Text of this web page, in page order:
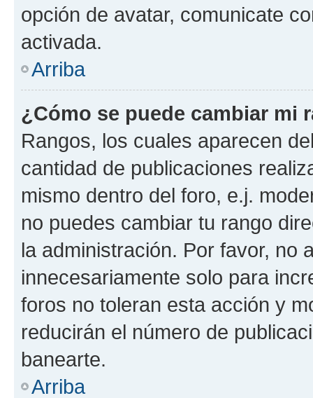
opción de avatar, comunicate
activada.
Arriba
¿Cómo se puede cambiar mi
Rangos, los cuales aparecen
cantidad de publicaciones
mismo dentro del foro, e.j.
no puedes cambiar tu rango
la administración. Por favor, no
innecesariamente solo para
foros no toleran esta acción y
reducirán el número de
banearte.
Arriba